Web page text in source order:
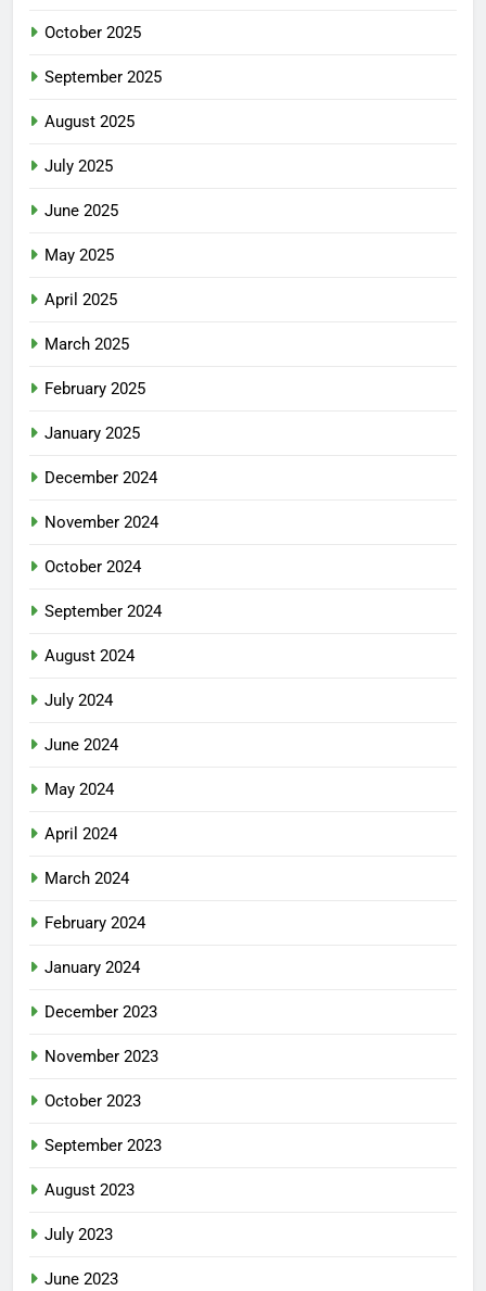
October 2025
September 2025
August 2025
July 2025
June 2025
May 2025
April 2025
March 2025
February 2025
January 2025
December 2024
November 2024
October 2024
September 2024
August 2024
July 2024
June 2024
May 2024
April 2024
March 2024
February 2024
January 2024
December 2023
November 2023
October 2023
September 2023
August 2023
July 2023
June 2023